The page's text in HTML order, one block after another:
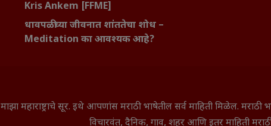
Kris Ankem [FFME]
धावपळीच्या जीवनात शांततेचा शोध –
Meditation का आवश्यक आहे?
माझा महाराष्ट्राचे सूर. इथे आपणांस मराठी भाषेतील सर्व माहिती मिळेल.